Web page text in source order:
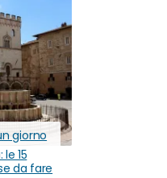
giorno
15
da fare